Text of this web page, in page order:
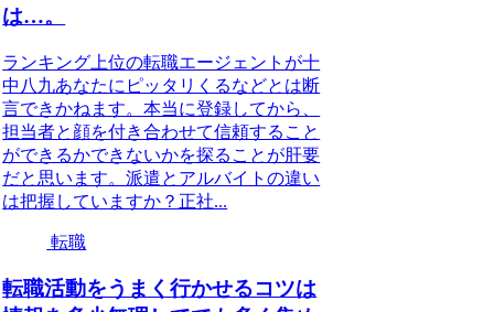
は…。
ランキング上位の転職エージェントが十
中八九あなたにピッタリくるなどとは断
言できかねます。本当に登録してから、
担当者と顔を付き合わせて信頼すること
ができるかできないかを探ることが肝要
だと思います。派遣とアルバイトの違い
は把握していますか？正社...
転職
転職活動をうまく行かせるコツは